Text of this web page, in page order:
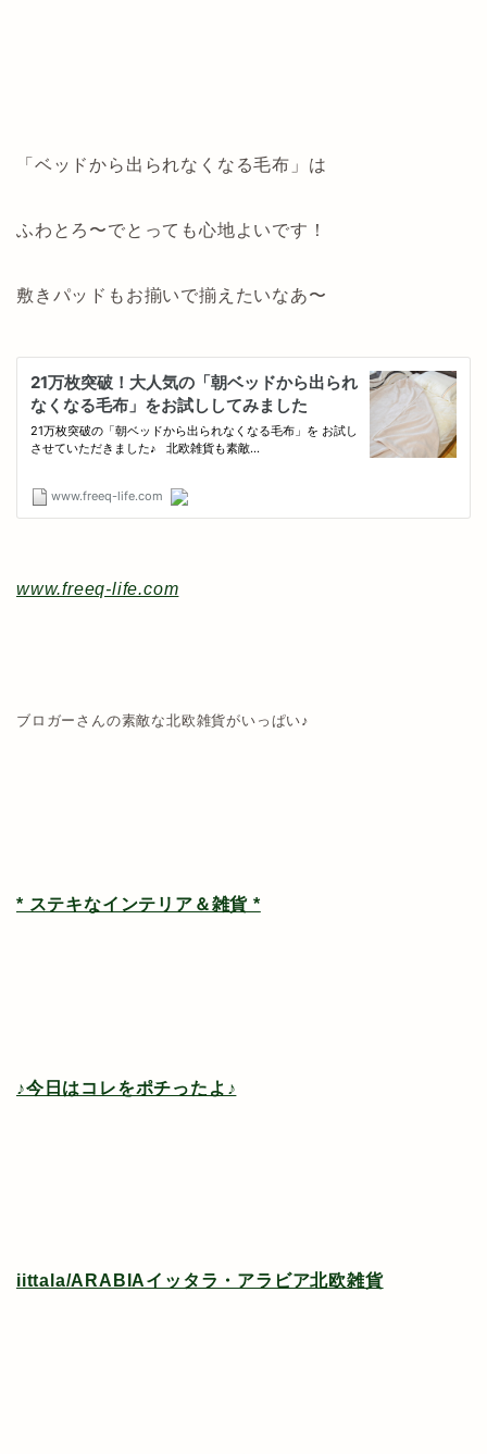
「ベッドから出られなくなる毛布」は
ふわとろ〜でとっても心地よいです！
敷きパッドもお揃いで揃えたいなあ〜
www.freeq-life.com
ブロガーさんの素敵な北欧雑貨がいっぱい♪
* ステキなインテリア＆雑貨 *
♪今日はコレをポチったよ♪
iittala/ARABIAイッタラ・アラビア北欧雑貨